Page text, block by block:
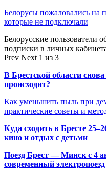
Белорусы пожаловались на
которые не подключали
Белорусские пользователи
подписки в личных
Prev Next 1 из 3
В Брестской области
происходит?
Как уменьшить пыль при
практические советы и
Куда сходить в Бресте
кино и отдых с детьми
Поезд Брест — Минск с 4
современный электропоезд